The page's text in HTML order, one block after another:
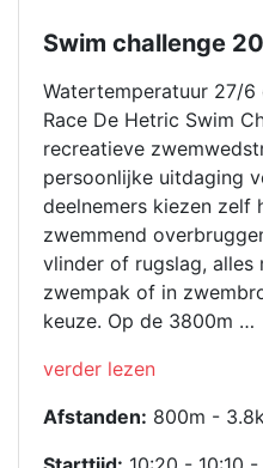
Swim challenge
Watertemperatuur 27/6
Race De Hetric Swim
recreatieve
persoonlijke uitdaging
deelnemers kiezen zelf
zwemmend
vlinder of rugslag, alles
zwempak of in
keuze. Op de 3800m …
“Swim
2026”
verder lezen
Afstanden: 800m -